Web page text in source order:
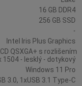
16 GB DDR4
256 GB SSD
-
Intel Iris Plus Graphics
QSXGA+ s rozlišením
1504 - lesklý - dotykový
Windows 11 Pro
3.0, 1xUSB 3.1 Type-C